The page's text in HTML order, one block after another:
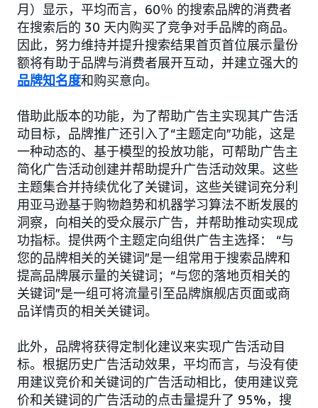
月）显示，平均而言，60％ 的搜索品牌的消费者
在搜索后的 30 天内购买了竞争对手品牌的商品。
因此，努力维持并提升搜索结果首页首位展示量份
额将有助于品牌与消费者展开互动，并建立强大的
品牌知名度和购买意向。
借助此版本的功能，为了帮助广告主实现其广告活
动目标，品牌推广还引入了“主题定向”功能，这是
一种动态的、基于模型的投放功能，可帮助广告主
简化广告活动创建并帮助提升广告活动效果。这些
主题集合并持续优化了关键词，这些关键词充分利
用亚马逊基于购物趋势和机器学习算法不断发展的
洞察，向相关的受众展示广告，并帮助推动实现成
功指标。提供两个主题定向组供广告主选择： “与
您的品牌相关的关键词”是一组常用于搜索品牌和
提高品牌展示量的关键词；“与您的落地页相关的
关键词”是一组可将流量引至品牌旗舰店页面或商
品详情页的相关关键词。
此外，品牌将获得定制化建议来实现广告活动目
标。根据历史广告活动效果，平均而言，与没有使
用建议竞价和关键词的广告活动相比，使用建议竞
价和关键词的广告活动的点击量提升了 95%，搜